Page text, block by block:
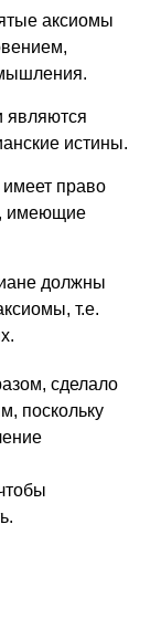
аксиомы
являются
истины.
право
имеющие
должны
т.е.
сделало
поскольку